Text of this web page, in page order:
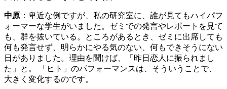
中原 ：卑近な例ですが、私の研究室に、誰が見てもハイパフ
ォーマーな学生がいました。ゼミでの発言やレポートを見て
も、群を抜いている。ところがあるとき、ゼミに出席しても
何も発言せず、明らかにやる気のない、何もできそうにない
日がありました。理由を聞けば、「昨日恋人に振られまし
た」と。 「ヒト」のパフォーマンスは、そういうことで、
大きく変化するのです。